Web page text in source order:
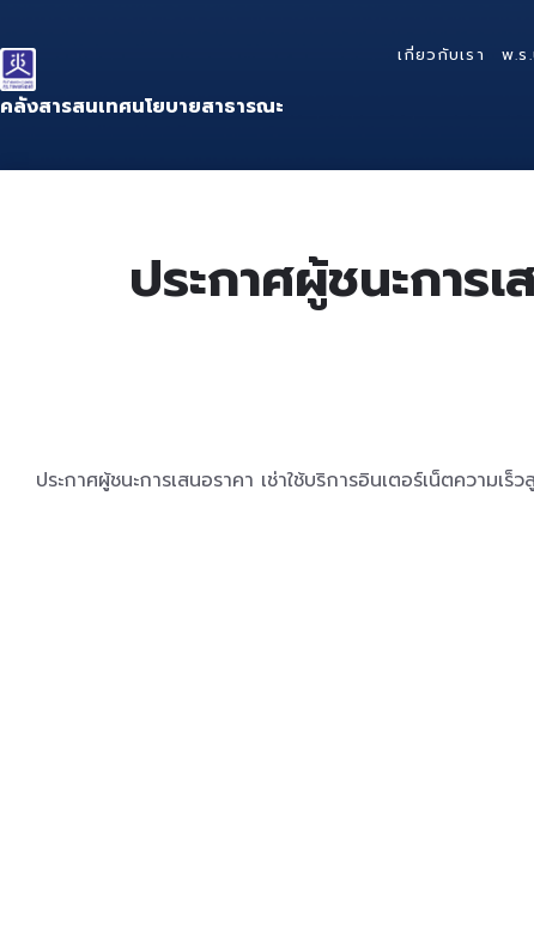
to
content
to
main
navigation
to
footer
คลังสารสนเทศนโยบายสาธารณะ
เกี่ยวกับเรา พ.ร
ประกาศผู้ชนะการ
ประกาศผู้ชนะการเสนอราคา เช่าใช้บริการอินเตอร์เน็ตความเร็